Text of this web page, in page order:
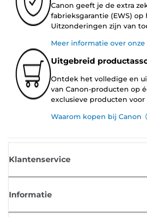
Canon geeft je de extra
fabrieksgarantie (EWS)
Uitzonderingen zijn van
Meer informatie over onze
Uitgebreid
Ontdek het volledige en
van Canon-producten op
exclusieve producten
Waarom kopen bij Canon
Klantenservice
Informatie